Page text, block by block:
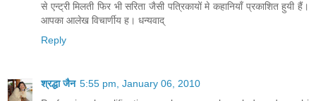
से एन्ट्री मिलती फिर भी सरिता जैसी पत्रिकायों मे कहानियाँ प्रकाशित हुयी हैं।
आपका आलेख विचार्णीय ह। धन्यवाद्
Reply
श्रद्धा जैन 5:55 pm, January 06, 2010